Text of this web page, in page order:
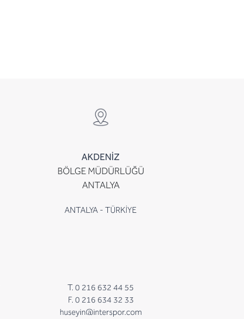
AKDENİZ
BÖLGE MÜDÜRLÜĞÜ
ANTALYA
ANTALYA - TÜRKİYE
T. 0 216 632 44 55
F. 0 216 634 32 33
huseyin@interspor.com